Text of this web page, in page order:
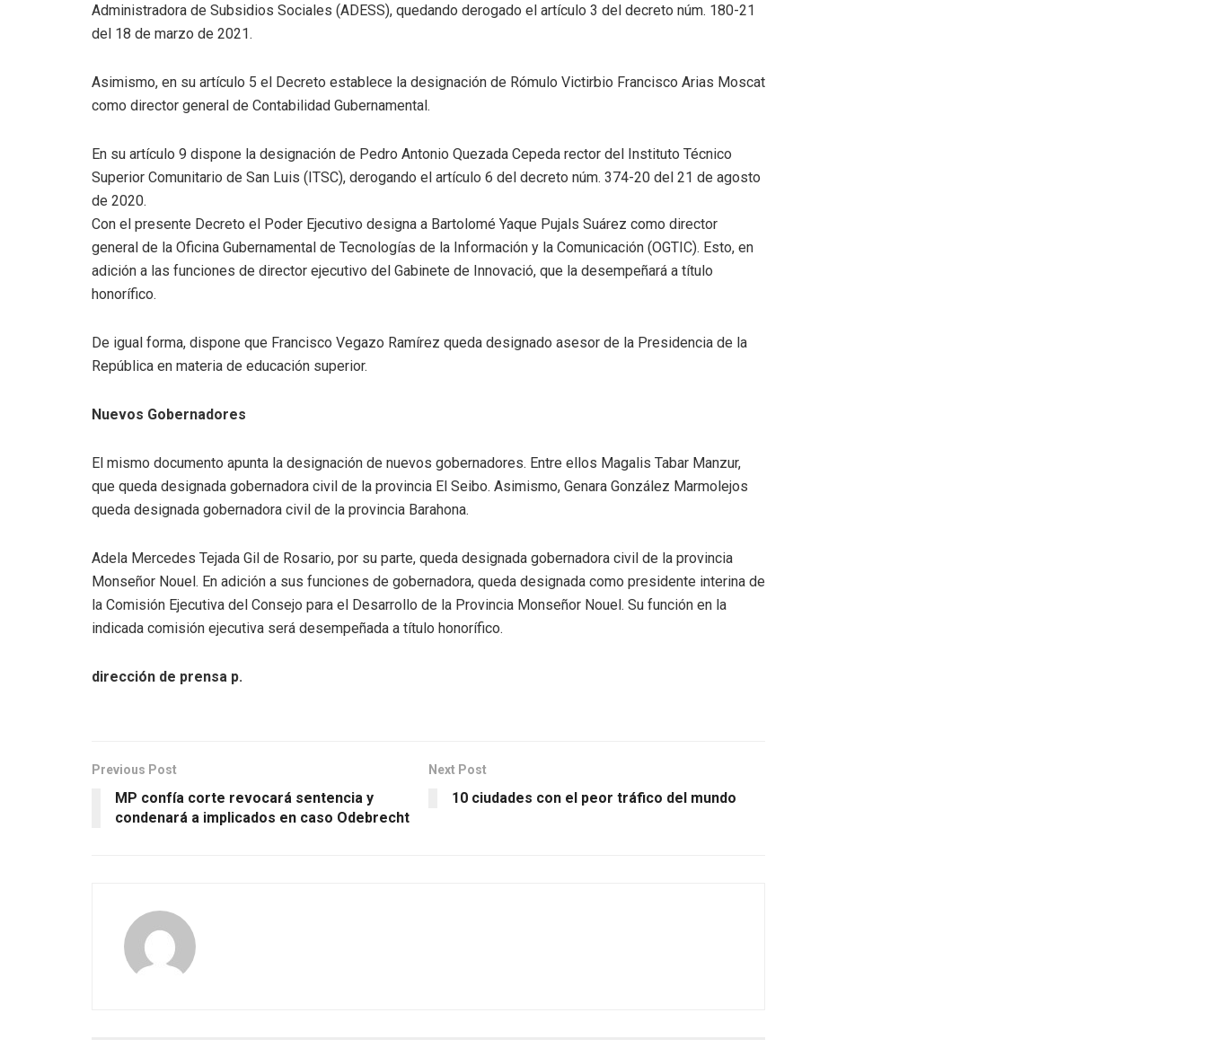
Administradora de Subsidios Sociales (ADESS), quedando derogado el artículo 3 del decreto núm. 180-21
del 18 de marzo de 2021.
Asimismo, en su artículo 5 el Decreto establece la designación de Rómulo Victirbio Francisco Arias Moscat
como director general de Contabilidad Gubernamental.
En su artículo 9 dispone la designación de Pedro Antonio Quezada Cepeda rector del Instituto Técnico
Superior Comunitario de San Luis (ITSC), derogando el artículo 6 del decreto núm. 374-20 del 21 de agosto
de 2020.
Con el presente Decreto el Poder Ejecutivo designa a Bartolomé Yaque Pujals Suárez como director
general de la Oficina Gubernamental de Tecnologías de la Información y la Comunicación (OGTIC). Esto, en
adición a las funciones de director ejecutivo del Gabinete de Innovació, que la desempeñará a título
honorífico.
De igual forma, dispone que Francisco Vegazo Ramírez queda designado asesor de la Presidencia de la
República en materia de educación superior.
Nuevos Gobernadores
El mismo documento apunta la designación de nuevos gobernadores. Entre ellos Magalis Tabar Manzur,
que queda designada gobernadora civil de la provincia El Seibo. Asimismo, Genara González Marmolejos
queda designada gobernadora civil de la provincia Barahona.
Adela Mercedes Tejada Gil de Rosario, por su parte, queda designada gobernadora civil de la provincia
Monseñor Nouel. En adición a sus funciones de gobernadora, queda designada como presidente interina de
la Comisión Ejecutiva del Consejo para el Desarrollo de la Provincia Monseñor Nouel. Su función en la
indicada comisión ejecutiva será desempeñada a título honorífico.
dirección de prensa p.
Previous Post
MP confía corte revocará sentencia y
condenará a implicados en caso Odebrecht
Next Post
10 ciudades con el peor tráfico del mundo